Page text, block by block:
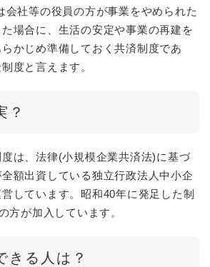
会社等の役員の方が事業をやめられた
場合に、生活の安定や事業の再建を
かじめ準備しておく共済制度であ
度と言えます。
？
は、法律(小規模企業共済法)に基づ
額出資している独立行政法人中小企
しています。昭和40年に発足した制
方が加入しています。
きる人は？